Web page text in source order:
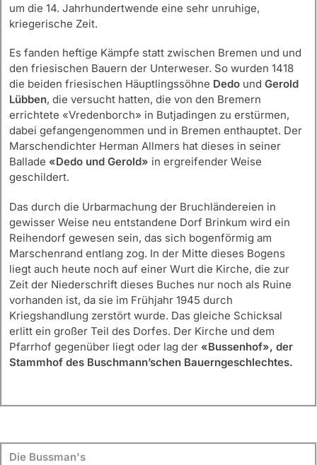
um die 14. Jahrhundertwende eine sehr unruhige,
kriegerische Zeit.
Es fanden heftige Kämpfe statt zwischen Bremen und und
den friesischen Bauern der Unterweser. So wurden 1418
die beiden friesischen Häuptlingssöhne Dedo und Gerold
Lübben, die versucht hatten, die von den Bremern
errichtete «Vredenborch» in Butjadingen zu erstürmen,
dabei gefangengenommen und in Bremen enthauptet. Der
Marschendichter Herman Allmers hat dieses in seiner
Ballade «Dedo und Gerold» in ergreifender Weise
geschildert.
Das durch die Urbarmachung der Bruchländereien in
gewisser Weise neu entstandene Dorf Brinkum wird ein
Reihendorf gewesen sein, das sich bogenförmig am
Marschenrand entlang zog. In der Mitte dieses Bogens
liegt auch heute noch auf einer Wurt die Kirche, die zur
Zeit der Niederschrift dieses Buches nur noch als Ruine
vorhanden ist, da sie im Frühjahr 1945 durch
Kriegshandlung zerstört wurde. Das gleiche Schicksal
erlitt ein großer Teil des Dorfes. Der Kirche und dem
Pfarrhof gegenüber liegt oder lag der «Bussenhof», der
Stammhof des Buschmann’schen Bauerngeschlechtes.
Die Bussman's